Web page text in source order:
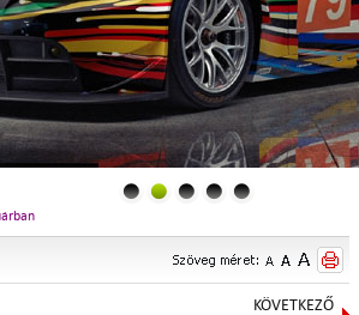
KÖVETKEZŐ